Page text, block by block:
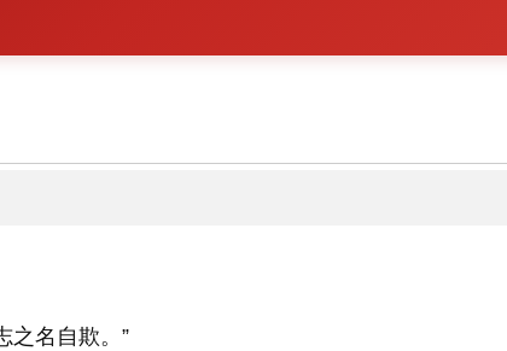
之名自欺。”